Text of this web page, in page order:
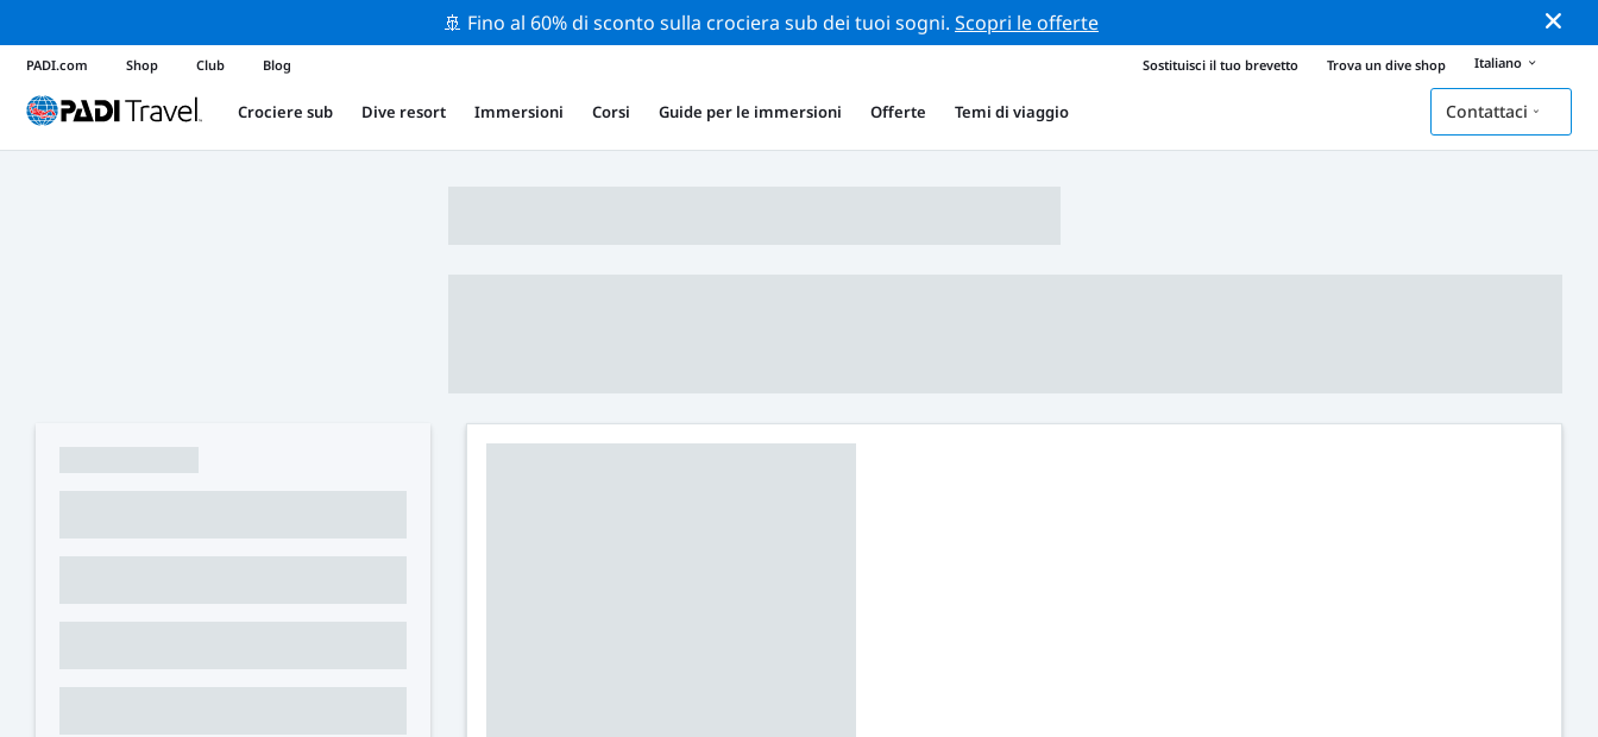
🚢 Fino al 60% di sconto sulla crociera sub dei tuoi sogni. Scopri le offerte
PADI.com Shop Club Blog Sostituisci il tuo brevetto Trova un dive shop Italiano
Crociere sub Dive resort Immersioni Corsi Guide per le immersioni Offerte Temi di viaggio Contattaci